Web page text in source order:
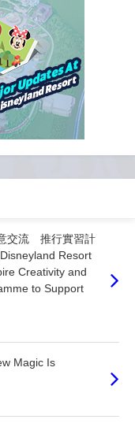
交流 推行實習計
Resort
Creativity and
to Support
Magic Is